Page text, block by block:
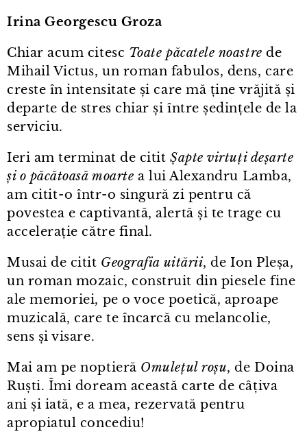
Irina Georgescu Groza
Chiar acum citesc Toate păcatele noastre de
Mihail Victus, un roman fabulos, dens, care
creste în intensitate și care mă ține vrăjită și
departe de stres chiar și între ședințele de la
serviciu.
Ieri am terminat de cititȘapte virtuți deșarte
și o păcătoasă moarte a lui Alexandru Lamba,
am citit⁠-⁠o într⁠-⁠o singură zi pentru că
povestea e captivantă, alertă și te trage cu
accelerație către final.
Musai de citit Geografia uitării, de Ion Pleșa,
un roman mozaic, construit din piesele fine
ale memoriei, pe o voce poetică, aproape
muzicală, care te încarcă cu melancolie,
sens și visare.
Mai am pe noptieră Omulețul roșu, de Doina
Ruști. Îmi doream această carte de câțiva
ani și iată, e a mea, rezervată pentru
apropiatul concediu!